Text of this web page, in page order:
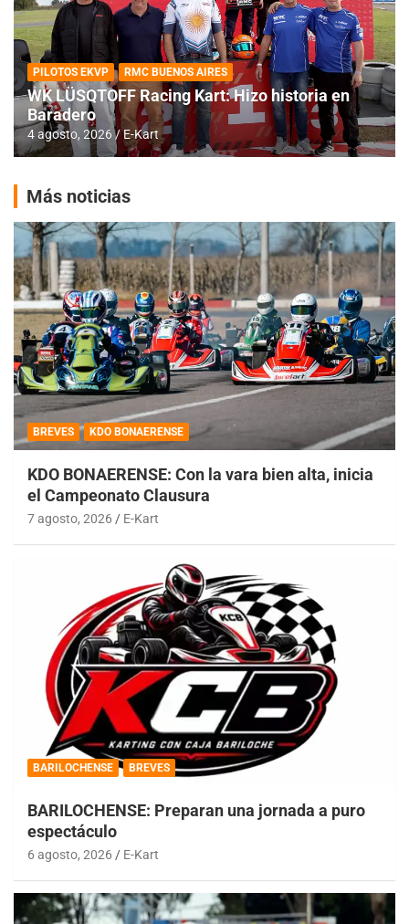
PILOTOS EKVP RMC BUENOS AIRES
WK LÜSQTOFF Racing Kart: Hizo historia en
Baradero
4 agosto, 2026 E-Kart
Más noticias
BREVES KDO BONAERENSE
KDO BONAERENSE: Con la vara bien alta, inicia
el Campeonato Clausura
7 agosto, 2026 E-Kart
BARILOCHENSE BREVES
BARILOCHENSE: Preparan una jornada a puro
espectáculo
6 agosto, 2026 E-Kart